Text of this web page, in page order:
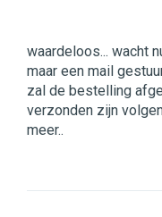
waardeloos... wacht
maar een mail
zal de bestelling
verzonden zijn
meer..